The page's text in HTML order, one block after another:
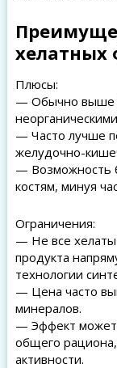
хелатных
Плюсы:
— Обычно выше
— Часто лучше
желудочно-
— Возможность
костям, минуя
Ограничения:
— Не все хелаты
продукта
технологии
— Цена часто
минералов.
— Эффект может
общего
активности.